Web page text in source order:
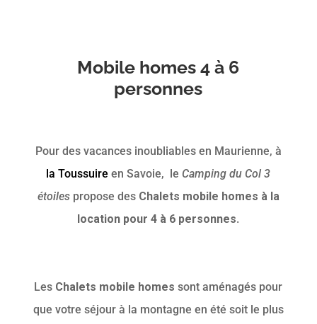
Mobile homes 4 à 6
personnes
Pour des vacances inoubliables en Maurienne, à
la Toussuire en Savoie, le Camping du Col 3
étoilespropose des Chalets mobile homes à la
location pour 4 à 6 personnes.
Les Chalets mobile homes sont aménagés pour
que votre séjour à la montagne en été soit le plus